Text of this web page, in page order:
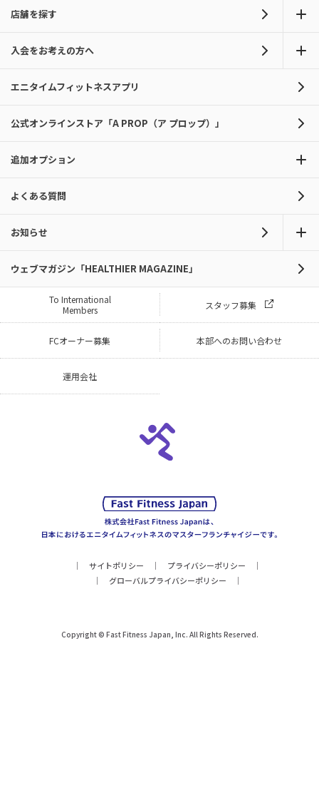
店舗を探す
入会をお考えの方へ
エニタイムフィットネスアプリ
公式オンラインストア「A PROP（ア プロップ）」
追加オプション
よくある質問
お知らせ
ウェブマガジン「HEALTHIER MAGAZINE」
To International
Members
スタッフ募集
FCオーナー募集 本部へのお問い合わせ
運用会社
サイトポリシー
プライバシーポリシー
グローバルプライバシーポリシー
Copyright © Fast Fitness Japan, Inc. All Rights Reserved.